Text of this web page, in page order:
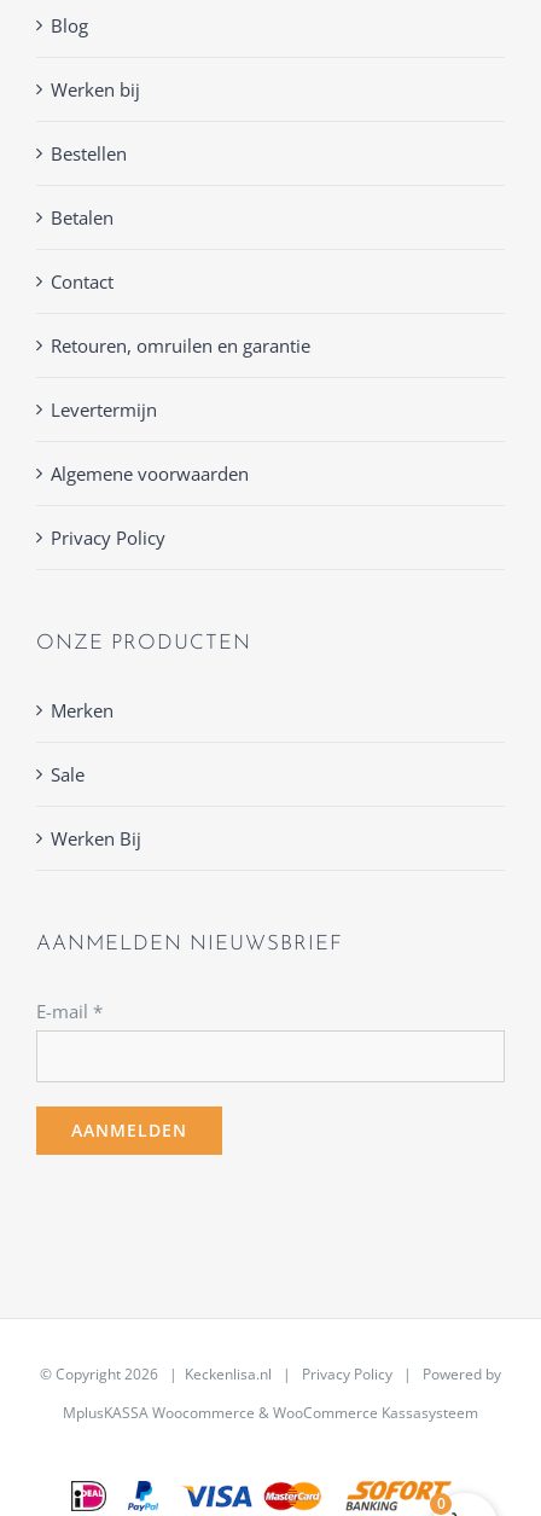
Blog
Werken bij
Bestellen
Betalen
Contact
Retouren, omruilen en garantie
Levertermijn
Algemene voorwaarden
Privacy Policy
ONZE PRODUCTEN
Merken
Sale
Werken Bij
AANMELDEN NIEUWSBRIEF
E-mail *
© Copyright2026 | Keckenlisa.nl | Privacy Policy | Powered by
MplusKASSA Woocommerce &WooCommerce Kassasysteem
0